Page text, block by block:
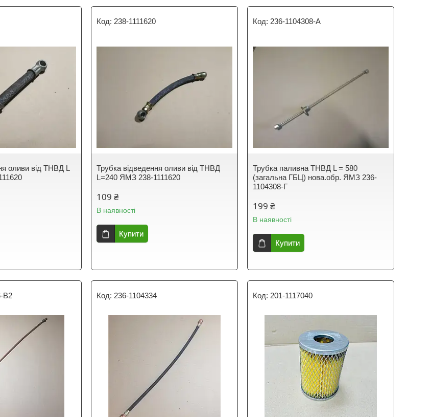
оливи від ТНВД L
238-1111620
Трубка відведення оливи від ТНВД
L=240 ЯМЗ 238-1111620
109 ₴
В наявності
Купити
236-1104308-A
Трубка паливна ТНВД L = 580
(загальна ГБЦ) нова.обр. ЯМЗ 236-
1104308-Г
199 ₴
В наявності
Купити
В2 236-1104334 201-1117040